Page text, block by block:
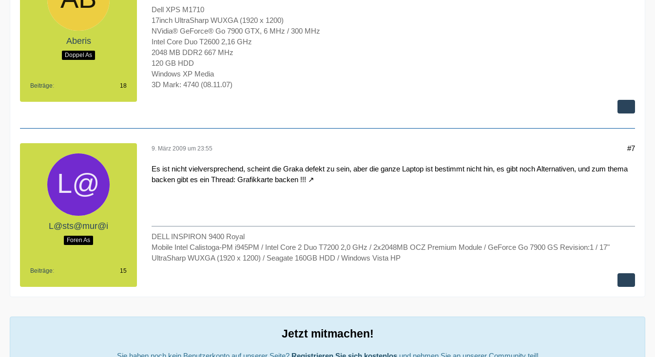
Aberis
Doppel As
Beiträge 18
Dell XPS M1710
17inch UltraSharp WUXGA (1920 x 1200)
NVidia® GeForce® Go 7900 GTX, 6 MHz / 300 MHz
Intel Core Duo T2600 2,16 GHz
2048 MB DDR2 667 MHz
120 GB HDD
Windows XP Media
3D Mark: 4740 (08.11.07)
L@sts@mur@i
Foren As
Beiträge 15
9. März 2009 um 23:55 #7
Es ist nicht vielversprechend, scheint die Graka defekt zu sein, aber die ganze Laptop ist bestimmt nicht hin, es gibt noch Alternativen, und zum thema
backen gibt es ein Thread: Grafikkarte backen !!!
DELL INSPIRON 9400 Royal
Mobile Intel Calistoga-PM i945PM / Intel Core 2 Duo T7200 2,0 GHz / 2x2048MB OCZ Premium Module / GeForce Go 7900 GS Revision:1 / 17"
UltraSharp WUXGA (1920 x 1200) / Seagate 160GB HDD / Windows Vista HP
Jetzt mitmachen!